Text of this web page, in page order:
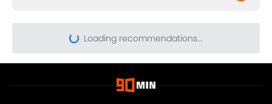
Loading recommendations...
Please wait while we load